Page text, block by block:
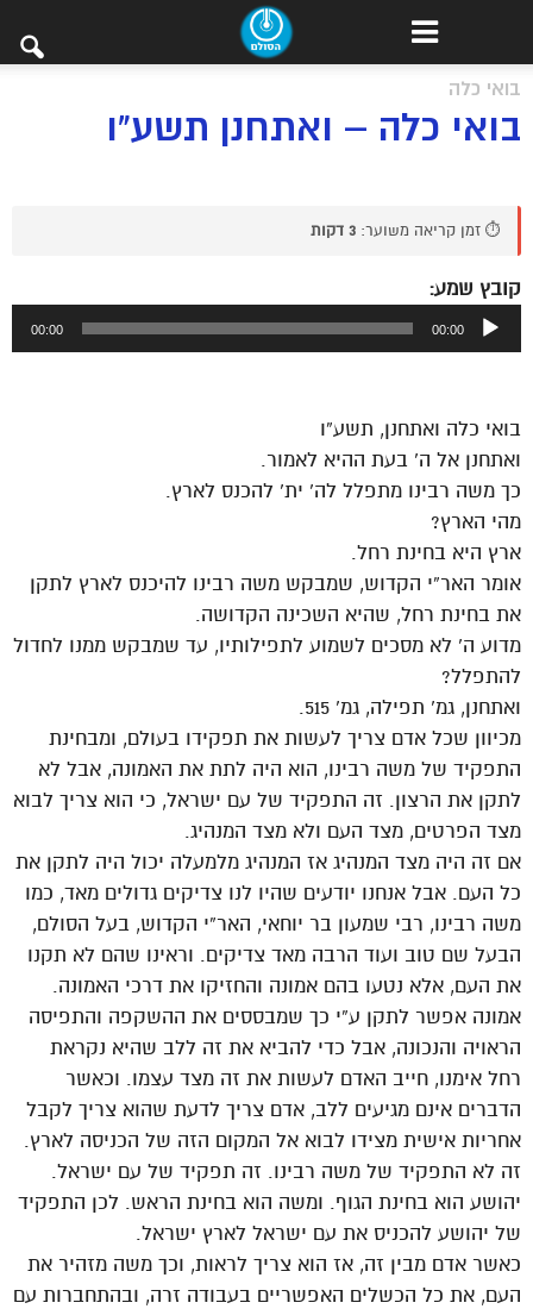
בואי כלה
בואי כלה – ואתחנן תשע"ו
⏱️ זמן קריאה משוער: 3 דקות
קובץ שמע:
אודיו
00:00
00:00
בואי כלה ואתחנן, תשע”ו
ואתחנן אל ה’ בעת ההיא לאמור.
כך משה רבינו מתפלל לה’ ית’ להכנס לארץ.
מהי הארץ?
ארץ היא בחינת רחל.
אומר האר”י הקדוש, שמבקש משה רבינו להיכנס לארץ לתקן
את בחינת רחל, שהיא השכינה הקדושה.
מדוע ה’ לא מסכים לשמוע לתפילותיו, עד שמבקש ממנו לחדול
להתפלל?
ואתחנן, גמ’ תפילה, גמ’ 515.
מכיוון שכל אדם צריך לעשות את תפקידו בעולם, ומבחינת
התפקיד של משה רבינו, הוא היה לתת את האמונה, אבל לא
לתקן את הרצון. זה התפקיד של עם ישראל, כי הוא צריך לבוא
מצד הפרטים, מצד העם ולא מצד המנהיג.
אם זה היה מצד המנהיג אז המנהיג מלמעלה יכול היה לתקן את
כל העם. אבל אנחנו יודעים שהיו לנו צדיקים גדולים מאד, כמו
משה רבינו, רבי שמעון בר יוחאי, האר”י הקדוש, בעל הסולם,
הבעל שם טוב ועוד הרבה מאד צדיקים. וראינו שהם לא תקנו
את העם, אלא נטעו בהם אמונה והחזיקו את דרכי האמונה.
אמונה אפשר לתקן ע”י כך שמבססים את ההשקפה והתפיסה
הראויה והנכונה, אבל כדי להביא את זה ללב שהיא נקראת
רחל אימנו, חייב האדם לעשות את זה מצד עצמו. וכאשר
הדברים אינם מגיעים ללב, אדם צריך לדעת שהוא צריך לקבל
אחריות אישית מצידו לבוא אל המקום הזה של הכניסה לארץ.
זה לא התפקיד של משה רבינו. זה תפקיד של עם ישראל.
יהושע הוא בחינת הגוף. ומשה הוא בחינת הראש. לכן התפקיד
של יהושע להכניס את עם ישראל לארץ ישראל.
כאשר אדם מבין זה, אז הוא צריך לראות, וכך משה מזהיר את
העם, את כל הכשלים האפשריים בעבודה זרה, ובהתחברות עם